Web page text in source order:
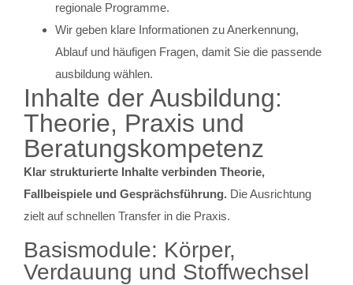
regionale Programme.
Wir geben klare Informationen zu Anerkennung,
Ablauf und häufigen Fragen, damit Sie die passende
ausbildung wählen.
Inhalte der Ausbildung:
Theorie, Praxis und
Beratungskompetenz
Klar strukturierte Inhalte verbinden Theorie,
Fallbeispiele und Gesprächsführung. Die Ausrichtung
zielt auf schnellen Transfer in die Praxis.
Basismodule: Körper,
Verdauung und Stoffwechsel